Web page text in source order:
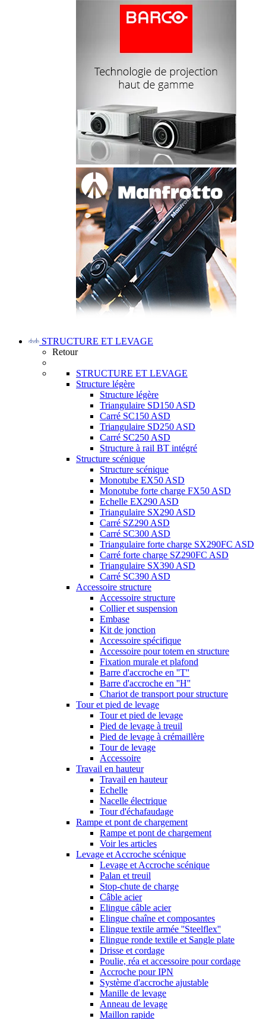
STRUCTURE ET LEVAGE
Retour
STRUCTURE ET LEVAGE
Structure légère
Structure légère
Triangulaire SD150 ASD
Carré SC150 ASD
Triangulaire SD250 ASD
Carré SC250 ASD
Structure à rail BT intégré
Structure scénique
Structure scénique
Monotube EX50 ASD
Monotube forte charge FX50 ASD
Echelle EX290 ASD
Triangulaire SX290 ASD
Carré SZ290 ASD
Carré SC300 ASD
Triangulaire forte charge SX290FC ASD
Carré forte charge SZ290FC ASD
Triangulaire SX390 ASD
Carré SC390 ASD
Accessoire structure
Accessoire structure
Collier et suspension
Embase
Kit de jonction
Accessoire spécifique
Accessoire pour totem en structure
Fixation murale et plafond
Barre d'accroche en ''T''
Barre d'accroche en ''H''
Chariot de transport pour structure
Tour et pied de levage
Tour et pied de levage
Pied de levage à treuil
Pied de levage à crémaillère
Tour de levage
Accessoire
Travail en hauteur
Travail en hauteur
Echelle
Nacelle électrique
Tour d'échafaudage
Rampe et pont de chargement
Rampe et pont de chargement
Voir les articles
Levage et Accroche scénique
Levage et Accroche scénique
Palan et treuil
Stop-chute de charge
Câble acier
Elingue câble acier
Elingue chaîne et composantes
Elingue textile armée ''Steelflex''
Elingue ronde textile et Sangle plate
Drisse et cordage
Poulie, réa et accessoire pour cordage
Accroche pour IPN
Système d'accroche ajustable
Manille de levage
Anneau de levage
Maillon rapide